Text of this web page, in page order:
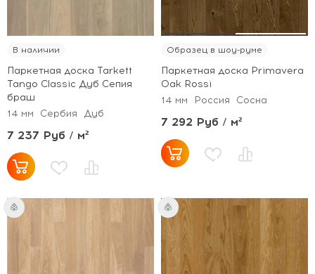
В наличии
Паркетная доска Tarkett
Tango Classic Дуб Сепия
браш
14 мм
Сербия Дуб
7 237 Руб / м²
Образец в шоу-руме
Паркетная доска Primavera
Oak Rossi
14 мм
Россия Сосна
7 292 Руб / м²